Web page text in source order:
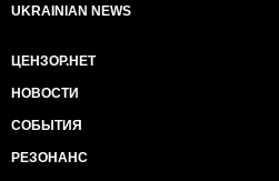
UKRAINIAN NEWS
ЦЕНЗОР.НЕТ
НОВОСТИ
СОБЫТИЯ
РЕЗОНАНС